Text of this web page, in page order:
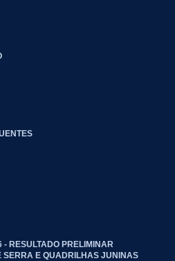
- RESULTADO PRELIMINAR
SERRA E QUADRILHAS JUNINAS